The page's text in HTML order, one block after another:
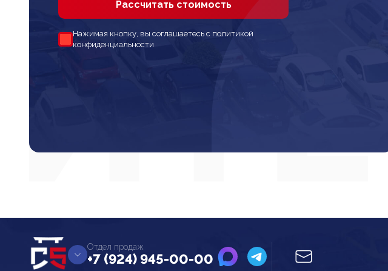
Рассчитать стоимость
Нажимая кнопку, вы соглашаетесь с политикой
конфиденциальности
Отдел продаж
+7 (924) 945-00-00